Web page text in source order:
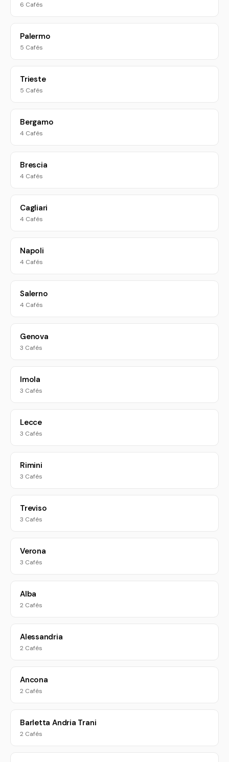
6 Cafés
Palermo
5 Cafés
Trieste
5 Cafés
Bergamo
4 Cafés
Brescia
4 Cafés
Cagliari
4 Cafés
Napoli
4 Cafés
Salerno
4 Cafés
Genova
3 Cafés
Imola
3 Cafés
Lecce
3 Cafés
Rimini
3 Cafés
Treviso
3 Cafés
Verona
3 Cafés
Alba
2 Cafés
Alessandria
2 Cafés
Ancona
2 Cafés
Barletta Andria Trani
2 Cafés